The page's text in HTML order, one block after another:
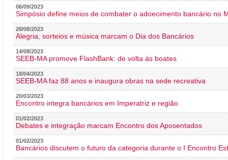
06/09/2023
Simpósio define meios de combater o adoecimento bancário no
28/08/2023
Alegria, sorteios e música marcam o Dia dos Bancários
14/08/2023
SEEB-MA promove FlashBank: de volta às boates
18/04/2023
SEEB-MA faz 88 anos e inaugura obras na sede recreativa
20/03/2023
Encontro integra bancários em Imperatriz e região
01/02/2023
Debates e integração marcam Encontro dos Aposentados
01/02/2023
Bancários discutem o futuro da categoria durante o I Encontro